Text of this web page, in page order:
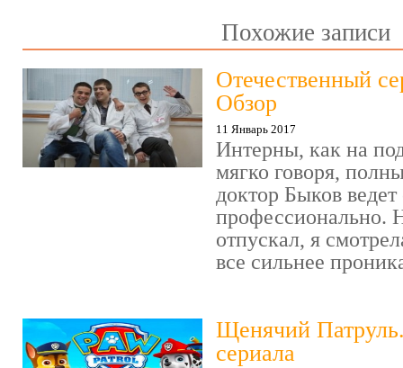
Похожие записи
Отечественный
Обзор
11 Январь 2017
Интерны, как на
мягко говоря,
доктор Быков ведет
профессионально.
отпускал, я
все сильнее
Щенячий
сериала